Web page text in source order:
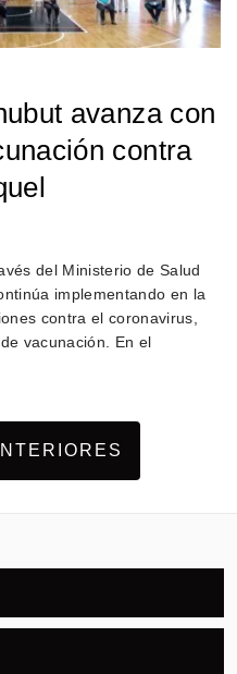
avanza con
contra
del Ministerio de Salud
implementando en la
contra el coronavirus,
vacunación. En el